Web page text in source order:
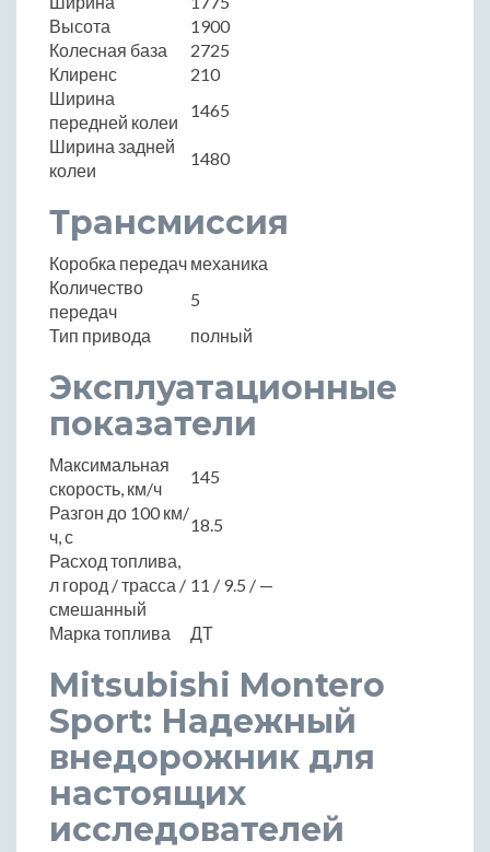
Высота
1900
Колесная база
2725
Клиренс
210
Ширина
передней колеи
1465
Ширина задней
колеи
1480
Трансмиссия
Коробка передач механика
Количество
передач
5
Тип привода
полный
Эксплуатационные
показатели
Максимальная
скорость, км/ч
145
Разгон до 100 км/
ч, с
18.5
Расход топлива,
л город / трасса /
смешанный
11 / 9.5 / —
Марка топлива ДТ
Mitsubishi Montero
Sport: Надежный
внедорожник для
настоящих
исследователей